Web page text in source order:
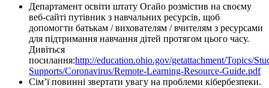
Департамент освіти штату Огайо розмістив на своєму
веб-сайті путівник з навчальних ресурсів, щоб
допомогти батькам / вихователям / вчителям з ресурсами
для підтримання навчання дітей протягом цього часу.
Дивіться
посилання:http://education.ohio.gov/getattachment/Topics/
Supports/Coronavirus/Remote-Learning-Resource-Guide.pdf
Сім’ї повинні звертати увагу на проблеми кібербезпеки.